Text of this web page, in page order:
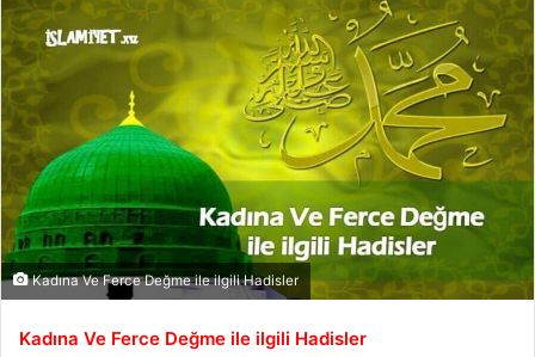
Kadına Ve Ferce Değme ile ilgili Hadisler
Kadına Ve Ferce Değme ile ilgili Hadisler